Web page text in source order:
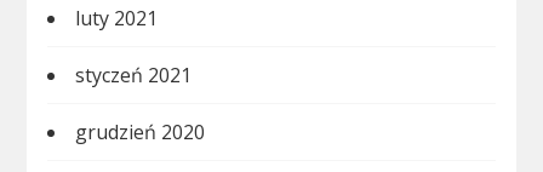
luty 2021
styczeń 2021
grudzień 2020